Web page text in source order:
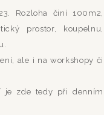
Rozloha činí 100m2,
prostor, koupelnu,
ale i na workshopy či
je zde tedy při denním